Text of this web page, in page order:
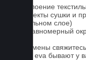
1. Отслоение
2. Дефекты сушки и
текстильном слое)
3. Неравномерный
Для замены
Серые eva бывают у